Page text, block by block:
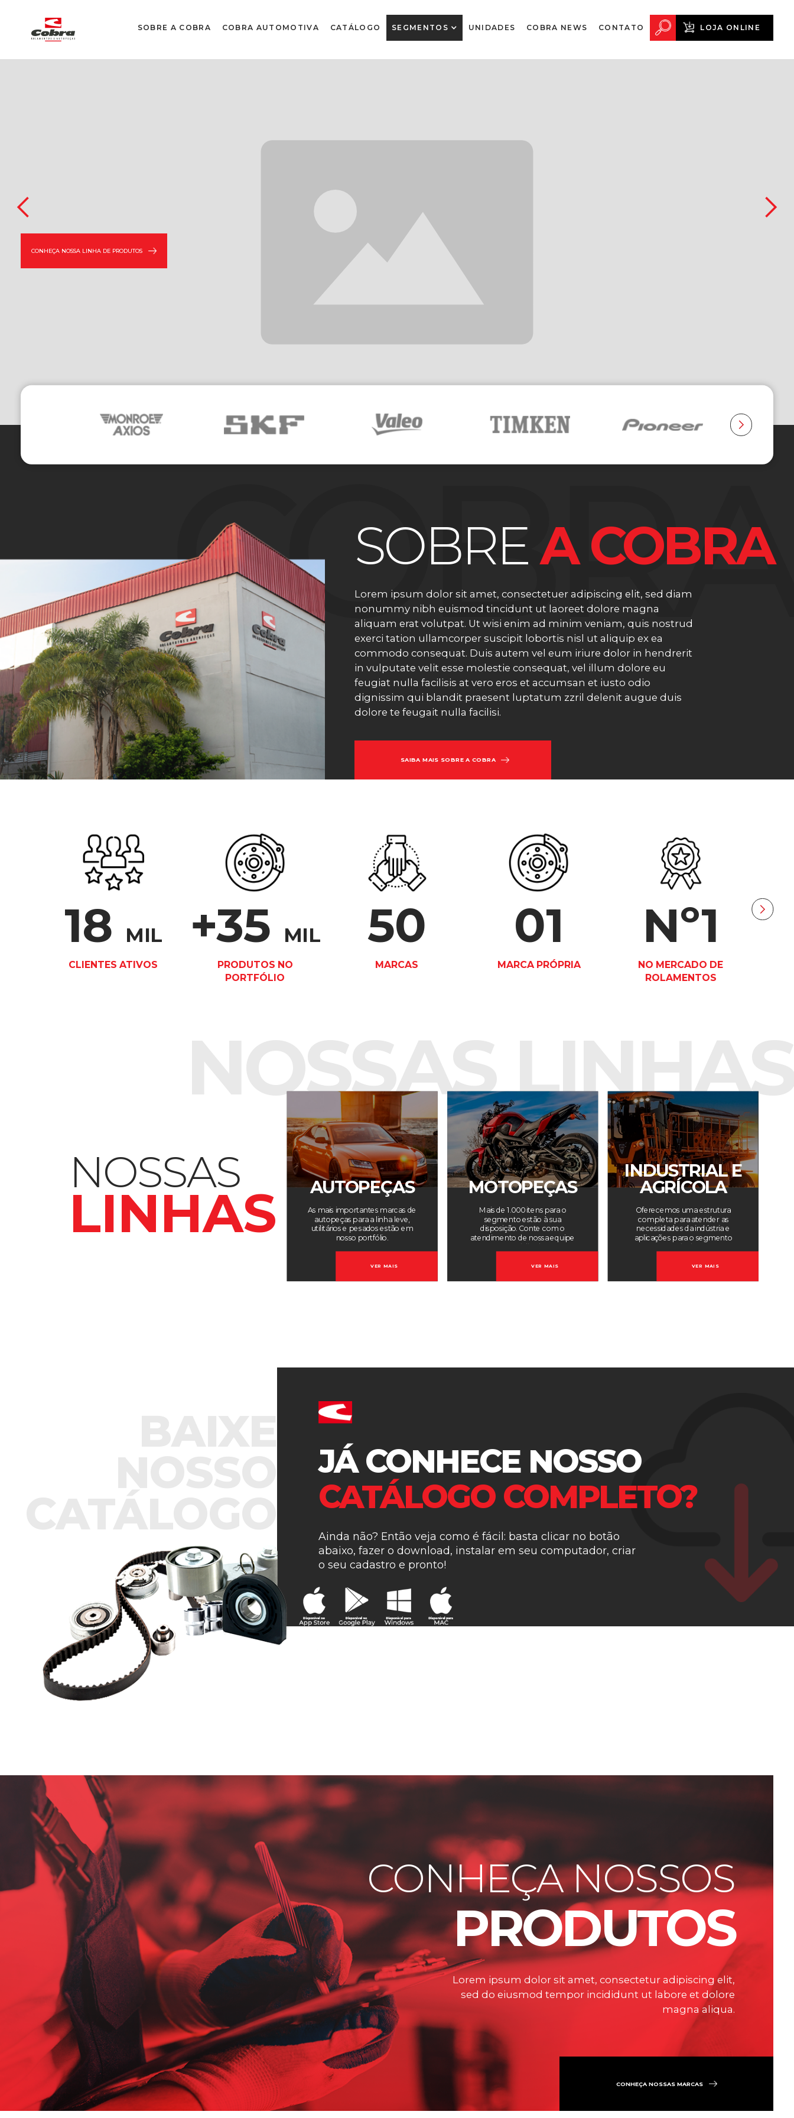
SOBRE A COBRA COBRA AUTOMOTIVA CATÁLOGO SEGMENTOS UNIDADES COBRA NEWS CONTATO LOJA ONLINE
CONHEÇA NOSSA LINHA DE PRODUTOS
COBRA
SOBREA COBRA
Lorem ipsum dolor sit amet, consectetuer adipiscing elit, sed diam
nonummy nibh euismod tincidunt ut laoreet dolore magna
aliquam erat volutpat. Ut wisi enim ad minim veniam, quis nostrud
exerci tation ullamcorper suscipit lobortis nisl ut aliquip ex ea
commodo consequat. Duis autem vel eum iriure dolor in hendrerit
in vulputate velit esse molestie consequat, vel illum dolore eu
feugiat nulla facilisis at vero eros et accumsan et iusto odio
dignissim qui blandit praesent luptatum zzril delenit augue duis
dolore te feugait nulla facilisi.
SAIBA MAIS SOBRE A COBRA
18 MIL
CLIENTES ATIVOS
+35 MIL
PRODUTOS NO
PORTFÓLIO
50
MARCAS
01
MARCA PRÓPRIA
Nº1
NO MERCADO DE
ROLAMENTOS
NOSSAS LINHAS
NOSSAS
LINHAS
VER MAIS
AUTOPEÇAS
As mais importantes marcas de
autopeças para a linha leve,
utilitários e pesados estão em
nosso portfólio.
VER MAIS
MOTOPEÇAS
Mais de 1.000 itens para o
segmento estão à sua
disposição. Conte com o
atendimento de nossa equipe
especializada.
VER MAIS
INDUSTRIAL E
AGRÍCOLA
Oferecemos uma estrutura
completa para atender as
necessidades da indústria e
aplicações para o segmento
agrícola.
JÁ CONHECE NOSSO
CATÁLOGO COMPLETO?
Ainda não? Então veja como é fácil: basta clicar no botão
abaixo, fazer o download, instalar em seu computador, criar
o seu cadastro e pronto!
CONHEÇA NOSSOS
PRODUTOS
Lorem ipsum dolor sit amet, consectetur adipiscing elit,
sed do eiusmod tempor incididunt ut labore et dolore
magna aliqua.
CONHEÇA NOSSAS MARCAS